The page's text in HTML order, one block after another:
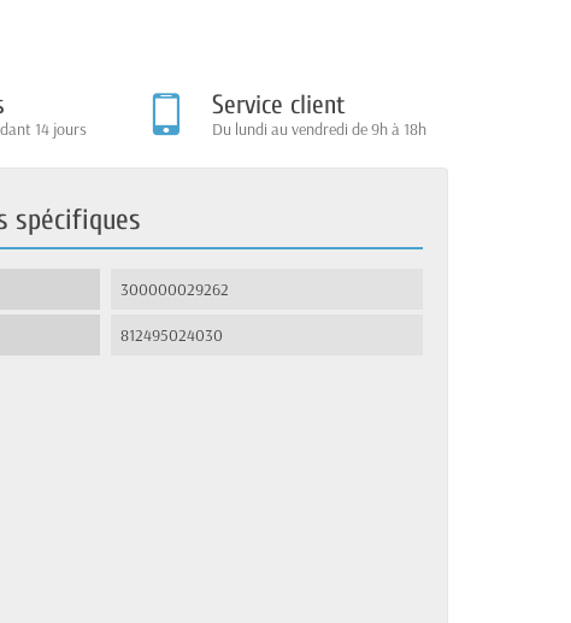
14 jours
Service client
Du lundi au vendredi de 9h à 18h
spécifiques
300000029262
812495024030